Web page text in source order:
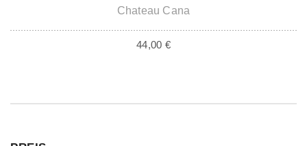
Chateau Cana
44,00 €